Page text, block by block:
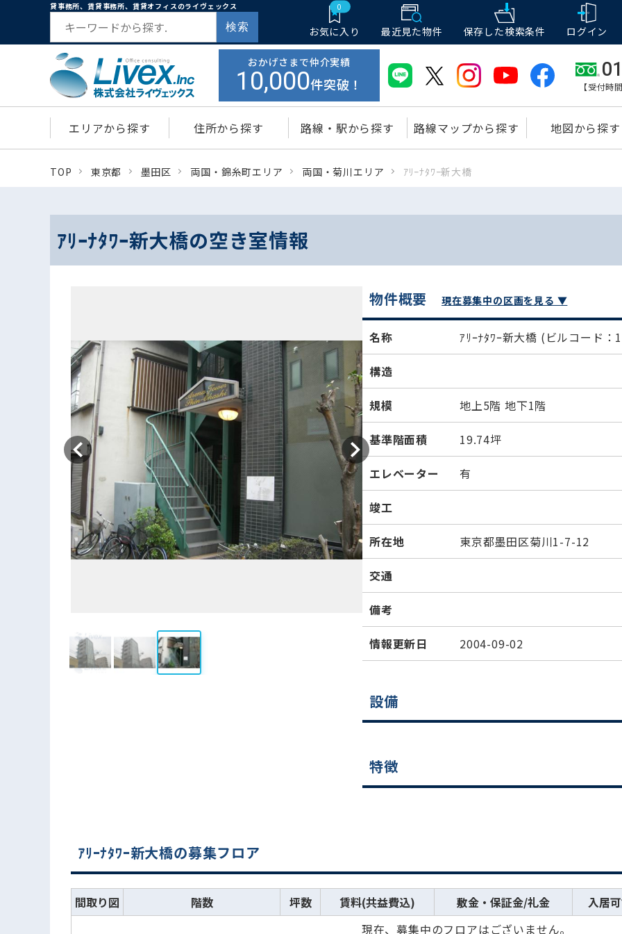
貸事務所、賃貸事務所、賃貸オフィスのライヴェックス
検索
0
お気に入り 最近見た物件 保存した検索条件 ログイン
おかげさまで仲介実績
10,000件突破！ 【受付時
エリアから探す 住所から探す 路線・駅から探す 路線マップから探す 地図から探す
TOP 東京都 墨田区 両国・錦糸町エリア 両国・菊川エリア ｱﾘｰﾅﾀﾜｰ新大橋
ｱﾘｰﾅﾀﾜｰ新大橋の空き室情報
物件概要 現在募集中の区画を見る ▼
名称 ｱﾘｰﾅﾀﾜｰ新大橋 (ビルコード：
構造
規模 地上5階 地下1階
基準階面積 19.74坪
エレベーター 有
竣工
所在地 東京都墨田区菊川1-7-12
交通
備考
情報更新日 2004-09-02
設備
特徴
ｱﾘｰﾅﾀﾜｰ新大橋の募集フロア
間取り図 階数 坪数 賃料(共益費込) 敷金・保証金/礼金
入居
現在、募集中のフロアはございません。